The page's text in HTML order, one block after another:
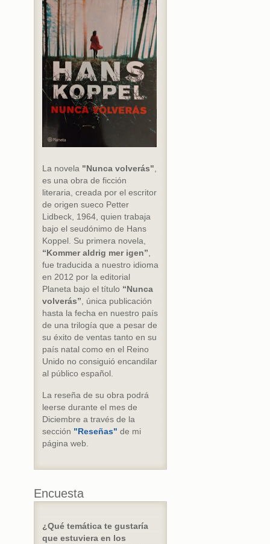
La novela "Nunca volverás"
es una obra de ficción
literaria, creada por el escritor
de origen sueco Petter
Lidbeck, 1964, quien trabaja
bajo el seudónimo de Hans
Koppel. Su primera novela,
“Kommer aldrig mer igen”
fue traducida a nuestro idioma
en 2012 por la editorial
Planeta bajo el título “Nunca
volverás” , única publicación
hasta la fecha en nuestro país
de una trilogía que a pesar de
su éxito de ventas tanto en su
país natal como en el Reino
Unido no consiguió encandilar
al público español.
La reseña de su obra podrá
leerse durante el mes de
Diciembre a través de la
sección "Reseñas" de mi
página web.
Encuesta
¿Qué temática te gustaría
que estuviera en los